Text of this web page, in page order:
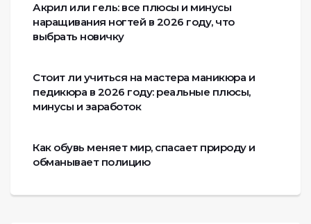
Акрил или гель: все плюсы и минусы
наращивания ногтей в 2026 году, что
выбрать новичку
Стоит ли учиться на мастера маникюра и
педикюра в 2026 году: реальные плюсы,
минусы и заработок
Как обувь меняет мир, спасает природу и
обманывает полицию